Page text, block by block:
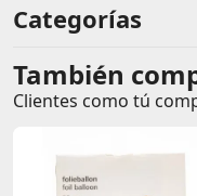
Categorías
Comentarios
Comentarios de
También
Clientes como tú